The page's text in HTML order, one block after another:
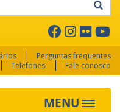
Perguntas frequentes
Telefones
Fale conosco
MENU Toggle